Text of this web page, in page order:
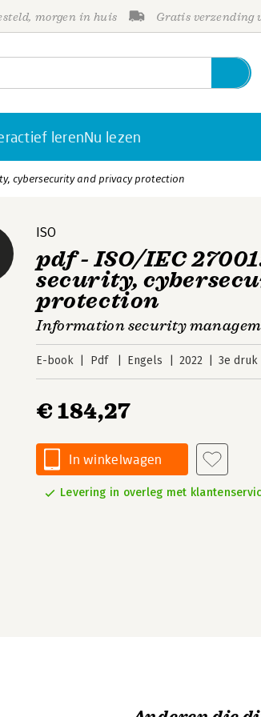
morgen in huis Gratis verzending
lerenNu lezen
cybersecurity and privacy protection
ISO
pdf - ISO/IEC
security,
protection
Information security
E-book Pdf Engels 2022 3e druk
€ 184,27
In winkelwagen
Levering in overleg met